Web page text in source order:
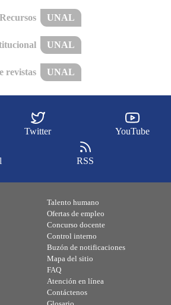
Recursos UNAL
UNAL
revistas UNAL
Twitter YouTube
RSS
Talento humano
Ofertas de empleo
Concurso docente
Control interno
Buzón de notificaciones
Mapa del sitio
FAQ
Atención en línea
Contáctenos